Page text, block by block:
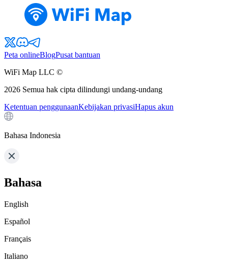
Peta onlineBlogPusat bantuan
WiFi Map LLC ©
2026 Semua hak cipta dilindungi undang-undang
Ketentuan penggunaanKebijakan privasiHapus akun
Bahasa Indonesia
Bahasa
English
Español
Français
Italiano